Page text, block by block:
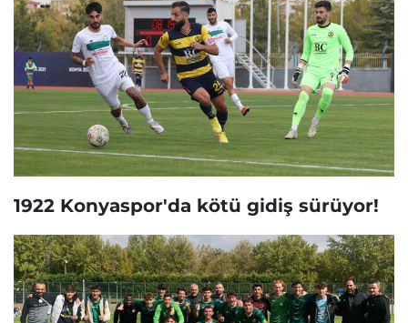
1922 Konyaspor'da kötü gidiş sürüyor!